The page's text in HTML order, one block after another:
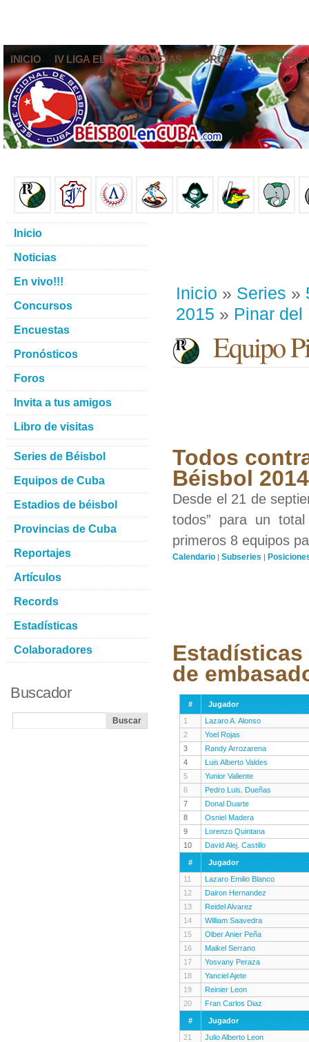
INICIO IV LIGA ELITE NOTICIAS FOROS
Inicio » Series »
2015 » Pinar del
Equipo
Todos
Béisbol
Desde el 21 de
todos” para un
primeros 8 equipos
Calendario | Subseries |
Estadísticas
de
#
Jugador
1
Lazaro A. Alonso
2
Yoel Rojas
3
Randy Arrozarena
4
Luis Alberto Valdes
5
Yunior Valiente
6
Pedro Luis. Dueñas
7
Donal Duarte
8
Osniel Madera
9
Lorenzo Quintana
10
David Alej. Castillo
#
Jugador
11
Lazaro Emilio Blanco
12
Dairon Hernandez
13
Reidel Alvarez
14
William Saavedra
15
Olber Anier Peña
16
Maikel Serrano
17
Yosvany Peraza
18
Yanciel Ajete
19
Reinier Leon
20
Fran Carlos Diaz
#
Jugador
21
Julio Alberto Leon
Inicio
Noticias
En vivo!!!
Concursos
Encuestas
Pronósticos
Foros
Invita a tus amigos
Libro de visitas
Series de Béisbol
Equipos de Cuba
Estadios de béisbol
Provincias de Cuba
Reportajes
Artículos
Records
Estadísticas
Colaboradores
Buscador